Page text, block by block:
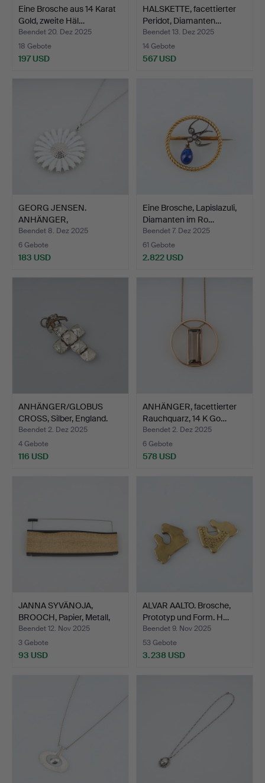
Eine Brosche aus 14 Karat
Gold, zweite Häl…
Beendet 20. Dez 2025
18 Gebote
197 USD
HALSKETTE, facettierter
Peridot, Diamanten…
Beendet 13. Dez 2025
14 Gebote
567 USD
GEORG JENSEN.
ANHÄNGER,
Gänseblümchen, wei…
Beendet 8. Dez 2025
6 Gebote
183 USD
Eine Brosche, Lapislazuli,
Diamanten im Ro…
Beendet 7. Dez 2025
61 Gebote
2.822 USD
ANHÄNGER/GLOBUS
CROSS, Silber, England.
Beendet 2. Dez 2025
4 Gebote
116 USD
ANHÄNGER, facettierter
Rauchquarz, 14 K Go…
Beendet 2. Dez 2025
6 Gebote
578 USD
JANNA SYVÄNOJA,
BROOCH, Papier, Metall,
Gu…
Beendet 12. Nov 2025
3 Gebote
93 USD
ALVAR AALTO. Brosche,
Prototyp und Form. H…
Beendet 9. Nov 2025
53 Gebote
3.238 USD